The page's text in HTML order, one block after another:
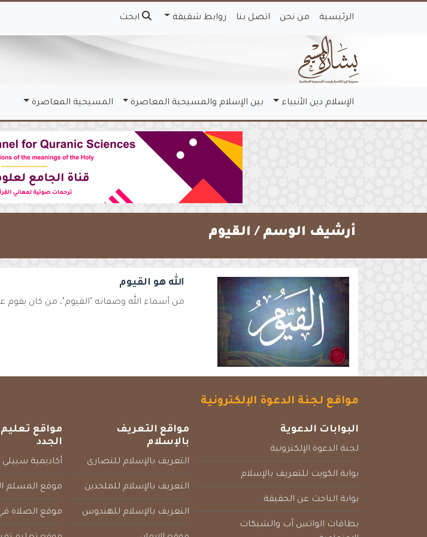
الرئيسية من نحن اتصل بنا روابط شقيقة ابحث
الإسلام دين الأنبياء بين الإسلام والمسيحية المعاصرة المسيحية المعاصرة
أرشيف الوسم / القيوم
الله هو القيوم
من أسماء الله وصفاته "القيوم"، من كان يقوم
مواقع لجنة الدعوة الإلكترونية
البوابات الدعوية
لجنة الدعوة الإلكترونية
بوابة الكويت للتعريف بالإسلام
بوابة الباحث عن الحقيقة
بطاقات الواتس آب والشبكات
مواقع التعريف
بالإسلام
التعريف بالإسلام للنصارى
التعريف بالإسلام للملحدين
التعريف بالإسلام للهندوس
مواقع
الجدد
أكاديمية سبيلي
موقع المسلم
موقع الصلاة